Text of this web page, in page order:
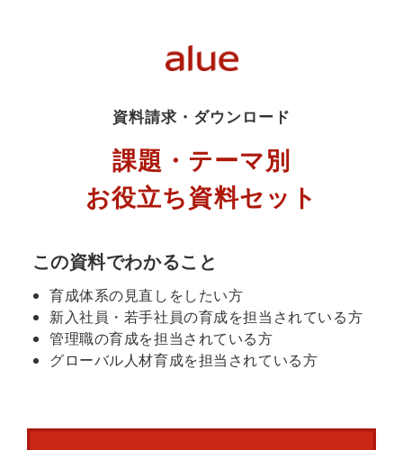
資料請求・ダウンロード
課題・テーマ別
お役立ち資料セット
この資料でわかること
育成体系の見直しをしたい方
新入社員・若手社員の育成を担当されている方
管理職の育成を担当されている方
グローバル人材育成を担当されている方